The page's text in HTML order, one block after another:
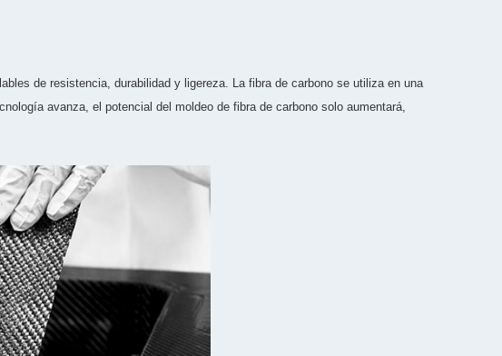
de resistencia, durabilidad y ligereza. La fibra de carbono se utiliza en una
avanza, el potencial del moldeo de fibra de carbono solo aumentará,